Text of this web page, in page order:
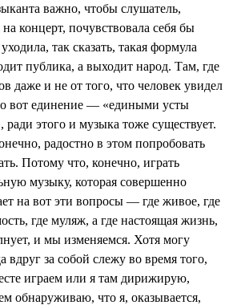
важно, чтобы слушатель,
концерт, почувствовала себя бы
так сказать, такая формула
публика, а выходит народ. Там, где
даже и не от того, что человек увидел
вот единение — «едиными усты
этого и музыка тоже существует.
радостно в этом попробовать
Потому что, конечно, играть
музыку, которая совершенно
на вот эти вопросы — где живое, где
где муляж, а где настоящая жизнь,
и мы изменяемся. Хотя могу
вдруг за собой слежу во время того,
играем или я там дирижирую,
обнаруживаю, что я, оказывается,